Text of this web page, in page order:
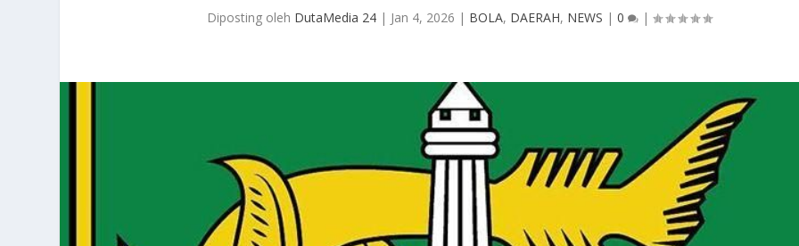
Diposting oleh DutaMedia 24| Jan 4, 2026 | BOLA, DAERAH, NEWS | 0 |